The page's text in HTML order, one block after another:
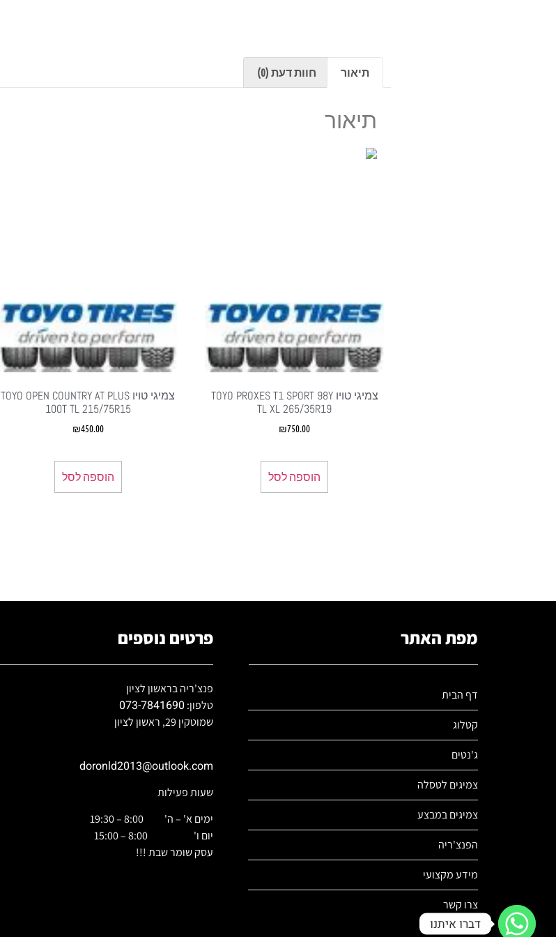
תיאור חוות דעת (0)
תיאור
צמיגי טויו TOYO PROXES T1 SPORT 98Y
TL XL 265/35R19
₪750.00
הוספה לסל
צמיגי טויו TOYO OPEN COUNTRY AT PLUS
100T TL 215/75R15
₪450.00
הוספה לסל
מפת האתר
דף הבית
קטלוג
ג'נטים
צמיגים לטסלה
צמיגים במבצע
הפנצ'ריה
מידע מקצועי
צרו קשר
פרטים נוספים
פנצ'ריה בראשון לציון
טלפון:073-7841690
שמוטקין 29, ראשון לציון
doronld2013@outlook.com
שעות פעילות
ימים א' – ה' 8:00 – 19:30
יום ו' 8:00 – 15:00
עסק שומר שבת !!!
דברו איתנו